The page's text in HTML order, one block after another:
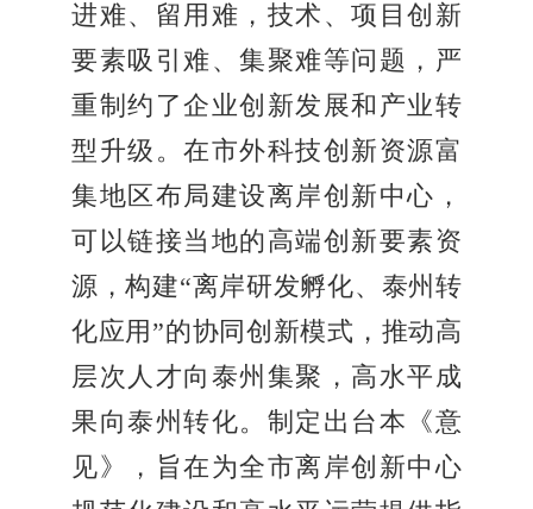
进难、留用难，技术、项目创新
要素吸引难、集聚难等问题，严
重制约了企业创新发展和产业转
型升级。在市外科技创新资源富
集地区布局建设离岸创新中心，
可以链接当地的高端创新要素资
源，构建“离岸研发孵化、泰州转
化应用”的协同创新模式，推动高
层次人才向泰州集聚，高水平成
果向泰州转化。制定出台本《意
见》，旨在为全市离岸创新中心